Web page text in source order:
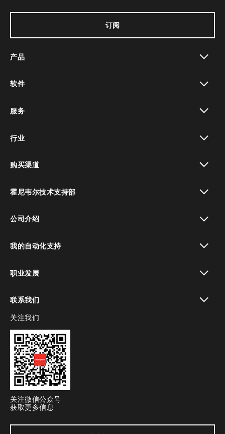
订阅
产品
软件
服务
行业
购买渠道
霍尼韦尔技术支持部
公司介绍
我的自动化支持
职业发展
联系我们
toggle view
关注我们
关注微信公众号
获取更多信息